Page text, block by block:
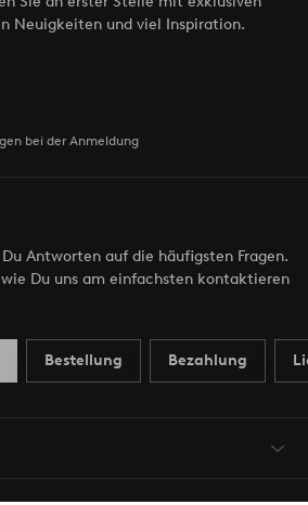
Neuigkeiten und viel Inspiration.
bei der Anmeldung
Antworten auf die häufigsten Fragen.
Du uns am einfachsten kontaktieren
Bestellung Bezahlung